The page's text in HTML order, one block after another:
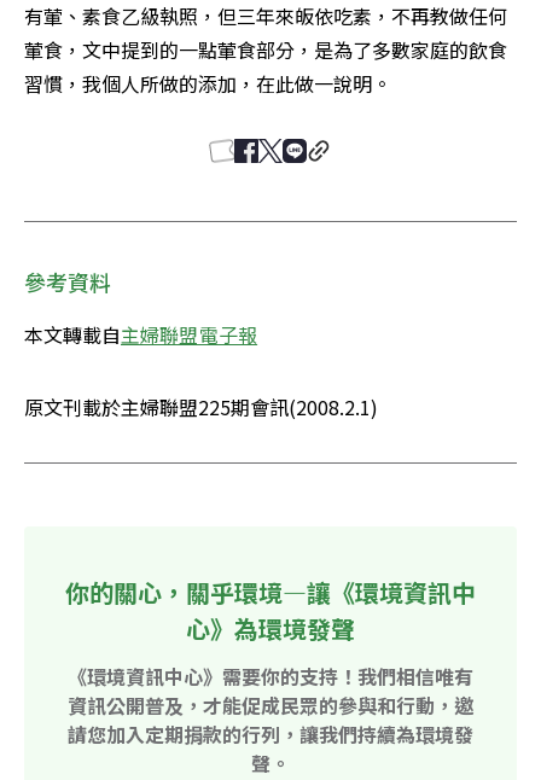
有葷、素食乙級執照，但三年來皈依吃素，不再教做任何
葷食，文中提到的一點葷食部分，是為了多數家庭的飲食
習慣，我個人所做的添加，在此做一說明。
參考資料
本文轉載自主婦聯盟電子報
原文刊載於主婦聯盟225期會訊(2008.2.1)
你的關心，關乎環境—讓《環境資訊中
心》為環境發聲
《環境資訊中心》需要你的支持！我們相信唯有
資訊公開普及，才能促成民眾的參與和行動，邀
請您加入定期捐款的行列，讓我們持續為環境發
聲。